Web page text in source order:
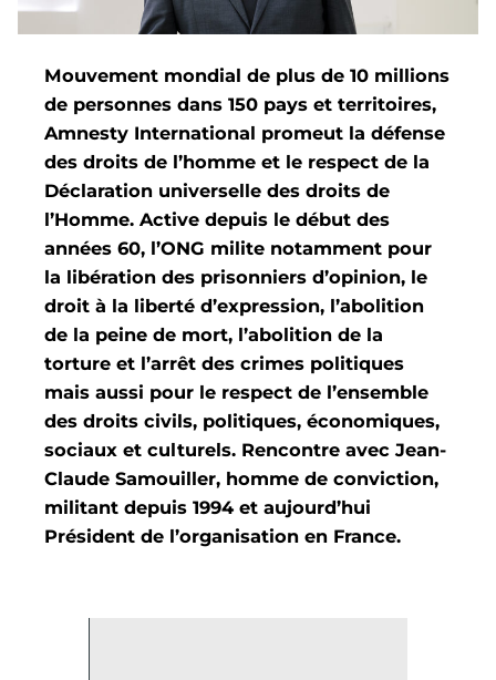
Mouvement mondial de plus de 10 millions
de personnes dans 150 pays et territoires,
Amnesty International promeut la défense
des droits de l’homme et le respect de la
Déclaration universelle des droits de
l’Homme. Active depuis le début des
années 60, l’ONG milite notamment pour
la libération des prisonniers d’opinion, le
droit à la liberté d’expression, l’abolition
de la peine de mort, l’abolition de la
torture et l’arrêt des crimes politiques
mais aussi pour le respect de l’ensemble
des droits civils, politiques, économiques,
sociaux et culturels. Rencontre avec Jean-
Claude Samouiller, homme de conviction,
militant depuis 1994 et aujourd’hui
Président de l’organisation en France.